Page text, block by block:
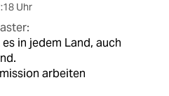
Uhr
in jedem Land, auch
arbeiten